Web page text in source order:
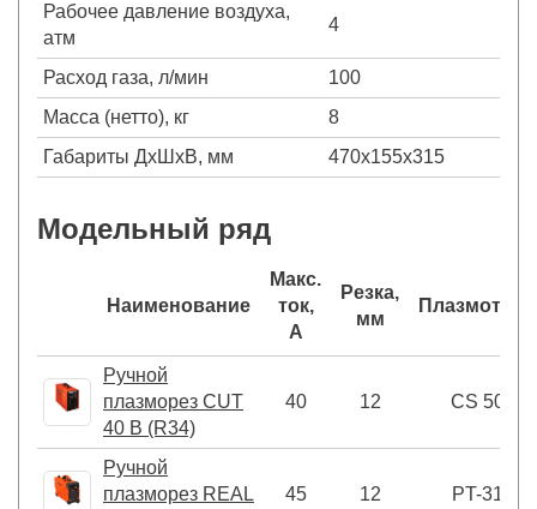
Рабочее давление воздуха,
атм
4
Расход газа, л/мин
100
Масса (нетто), кг
8
Габариты ДхШхВ, мм
470x155x315
Модельный ряд
Наименование
Макс.
ток,
А
Резка,
мм
Плазмотрон
Ручной
плазморез CUT
40 В (R34)
40 12 CS 50
Ручной
плазморез REAL
45 12 PT-31